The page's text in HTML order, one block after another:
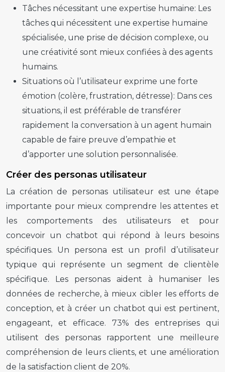
Tâches nécessitant une expertise humaine: Les
tâches qui nécessitent une expertise humaine
spécialisée, une prise de décision complexe, ou
une créativité sont mieux confiées à des agents
humains.
Situations où l’utilisateur exprime une forte
émotion (colère, frustration, détresse): Dans ces
situations, il est préférable de transférer
rapidement la conversation à un agent humain
capable de faire preuve d’empathie et
d’apporter une solution personnalisée.
Créer des personas utilisateur
La création de personas utilisateur est une étape
importante pour mieux comprendre les attentes et
les comportements des utilisateurs et pour
concevoir un chatbot qui répond à leurs besoins
spécifiques. Un persona est un profil d’utilisateur
typique qui représente un segment de clientèle
spécifique. Les personas aident à humaniser les
données de recherche, à mieux cibler les efforts de
conception, et à créer un chatbot qui est pertinent,
engageant, et efficace. 73% des entreprises qui
utilisent des personas rapportent une meilleure
compréhension de leurs clients, et une amélioration
de la satisfaction client de 20%.